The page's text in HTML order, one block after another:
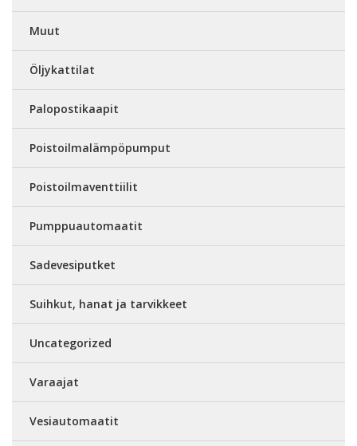
Muut
Öljykattilat
Palopostikaapit
Poistoilmalämpöpumput
Poistoilmaventtiilit
Pumppuautomaatit
Sadevesiputket
Suihkut, hanat ja tarvikkeet
Uncategorized
Varaajat
Vesiautomaatit